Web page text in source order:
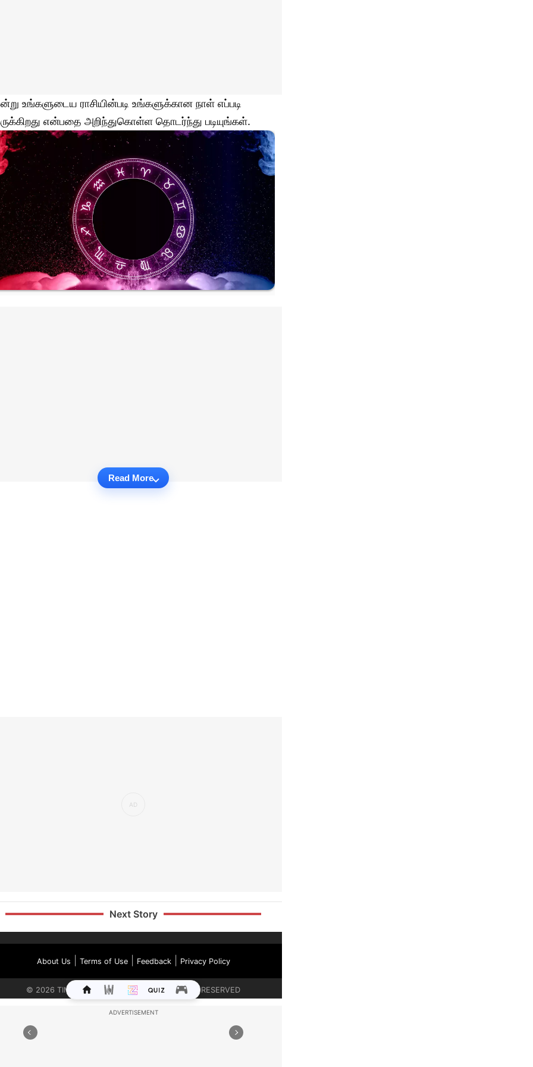
உங்களுடைய ராசியின்படி உங்களுக்கான நாள் எப்படி
என்பதை அறிந்துகொள்ள தொடர்ந்து படியுங்கள்.
Read More
Next Story
About Us Terms of Use| Feedback| Privacy Policy
© 2026 TIMES INTERNET LIMITED. ALL RIGHTS RESERVED